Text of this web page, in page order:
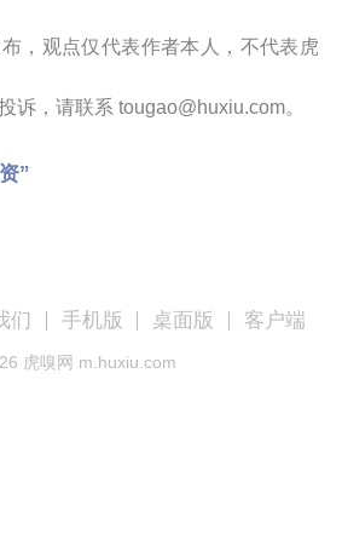
，观点仅代表作者本人，不代表虎
诉，请联系 tougao@huxiu.com。
”
们 手机版 桌面版 客户端
虎嗅网 m.huxiu.com